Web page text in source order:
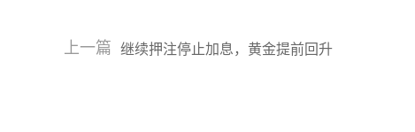
上一篇 继续押注停止加息，黄金提前回升